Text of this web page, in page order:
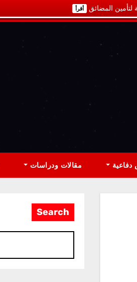
لتأمين المضائق أقرأ
مقالات ودراسات
Search